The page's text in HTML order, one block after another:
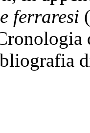
ferraresi